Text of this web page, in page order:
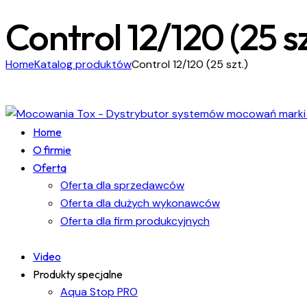
Control 12/120 (25
HomeKatalog produktówControl 12/120 (25 szt.)
Home
O firmie
Oferta
Oferta dla sprzedawców
Oferta dla dużych wykonawców
Oferta dla firm produkcyjnych
Video
Produkty specjalne
Aqua Stop PRO